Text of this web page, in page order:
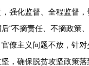
强化监督、全程监督，
“不摘责任、不摘政策
僚主义问题不放，针
，确保脱贫攻坚政策